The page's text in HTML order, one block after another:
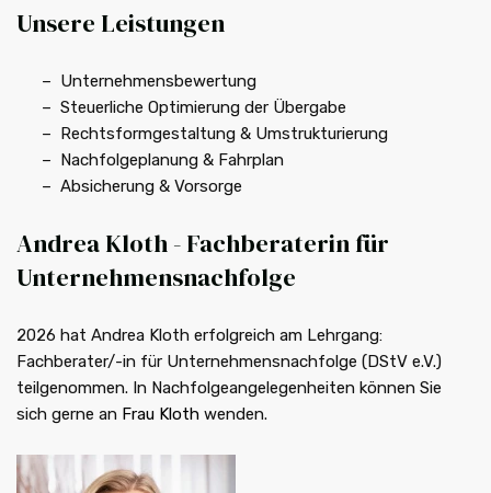
Unsere Leistungen
Unternehmensbewertung
Steuerliche Optimierung der Übergabe
Rechtsformgestaltung & Umstrukturierung
Nachfolgeplanung & Fahrplan
Absicherung & Vorsorge
Andrea Kloth - Fachberaterin für
Unternehmensnachfolge
2026 hat Andrea Kloth erfolgreich am Lehrgang:
Fachberater/-in für Unternehmensnachfolge (DStV e.V.)
teilgenommen. In Nachfolgeangelegenheiten können Sie
sich gerne an Frau Kloth wenden.